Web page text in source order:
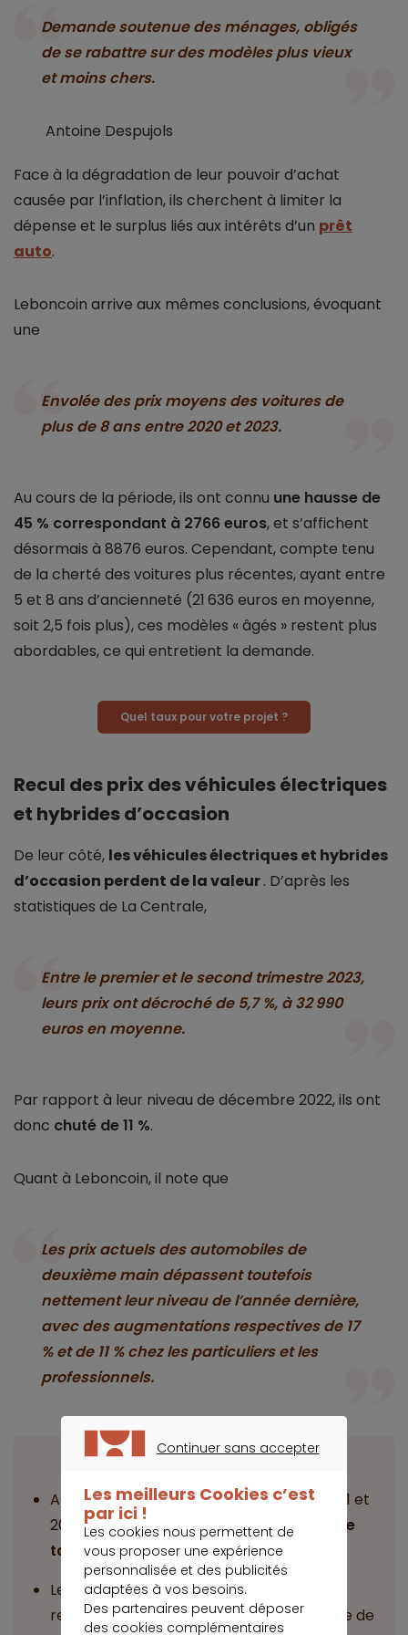
Demande soutenue des ménages, obligés
de se rabattre sur des modèles plus vieux
et moins chers.
Antoine Despujols
Face à la dégradation de leur pouvoir d’achat
causée par l’inflation, ils cherchent à limiter la
dépense et le surplus liés aux intérêts d’un prêt
auto.
Leboncoin arrive aux mêmes conclusions, évoquant
une
Envolée des prix moyens des voitures de
plus de 8 ans entre2020 et 2023.
Au cours de la période, ils ont connu une hausse de
45 % correspondant à 2766 euros, et s’affichent
désormais à 8876 euros. Cependant, compte tenu
de la cherté des voitures plus récentes, ayant entre
5 et 8 ans d’ancienneté (21 636 euros en moyenne,
soit 2,5 fois plus), ces modèles « âgés » restent plus
abordables, ce qui entretient la demande.
Quel taux pour votre projet ?
Recul des prix des véhicules électriques
et hybrides d’occasion
De leur côté, les véhicules électriques et hybrides
d’occasion perdent de la valeur. D’après les
statistiques de La Centrale,
Entre le premier et le second trimestre 2023,
leurs prix ont décroché de 5,7 %, à 32 990
euros en moyenne.
Par rapport à leur niveau de décembre 2022, ils ont
donc chuté de 11 %.
Quant à Leboncoin, il note que
Les prix actuels des automobiles de
deuxième main dépassent toutefois
nettement leur niveau de l’année dernière,
avec des augmentations respectives de 17
% et de 11 % chez les particuliers et les
professionnels.
A retenir
Après une augmentation continue en 2021 et
2022,les prix des véhicules d’occasion se
tassent.
Les véhicules d’occasion restent
relativementcoûteux, avec une moyenne de
Continuer sans accepter
Les meilleurs Cookies c’est
par ici !
Les cookies nous permettent de
vous proposer une expérience
personnalisée et des publicités
adaptées à vos besoins.
Des partenaires peuvent déposer
des cookies complémentaires